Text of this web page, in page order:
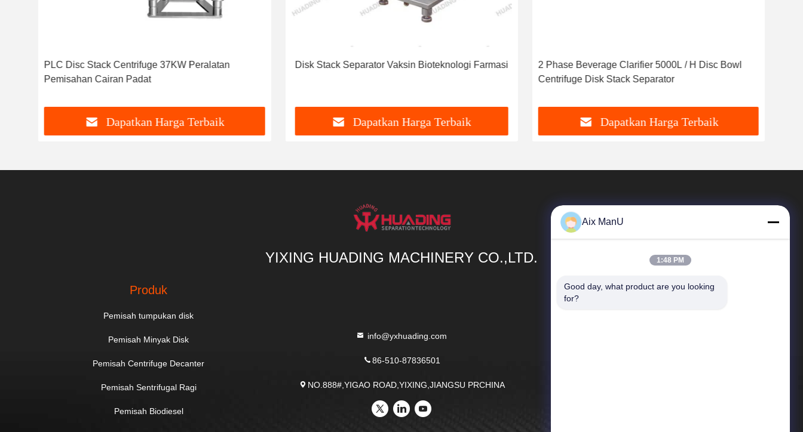
PLC Disc Stack Centrifuge 37KW Peralatan
Pemisahan Cairan Padat
Dapatkan Harga Terbaik
Disk Stack Separator Vaksin Bioteknologi Farmasi
Dapatkan Harga Terbaik
2 Phase Beverage Clarifier 5000L / H Disc Bowl
Centrifuge Disk Stack Separator
Dapatkan Harga Terbaik
YIXING HUADING MACHINERY CO.,LTD.
Produk
Pemisah tumpukan disk
Pemisah Minyak Disk
Pemisah Centrifuge Decanter
Pemisah Sentrifugal Ragi
Pemisah Biodiesel
info@yxhuading.com
86-510-87836501
NO.888#,YIGAO ROAD,YIXING,JIANGSU PRCHINA
Tautan Langsung
Aix ManU
1:48 PM
Good day, what product are you looking
for?